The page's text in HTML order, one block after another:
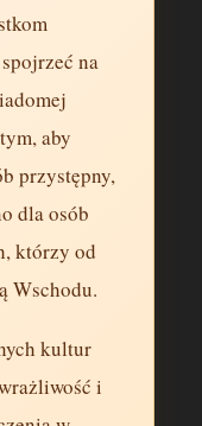
na
aby
przystępny,
dla osób
którzy od
Wschodu.
kultur
i